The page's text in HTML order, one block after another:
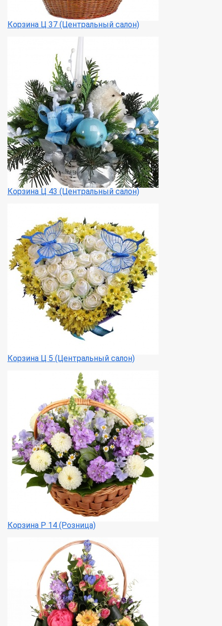
Корзина Ц 37 (Центральный салон)
Корзина Ц 43 (Центральный салон)
Корзина Ц 5 (Центральный салон)
Корзина Р 14 (Розница)